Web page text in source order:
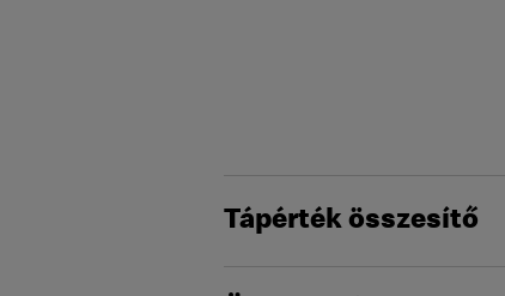
Tápérték összesítő